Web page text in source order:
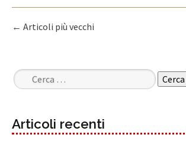
← Articoli più vecchi
Ricerca per:
Articoli recenti